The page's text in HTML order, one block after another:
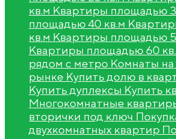
кв.м Квартиры площадью
площадью 40 кв.м
кв.м Квартиры площадью
Квартиры площадью 60
рядом с метро Комнаты
рынке Купить долю в
Купить дуплексы Купить
Многокомнатные
вторички под ключ
двухкомнатных квартир